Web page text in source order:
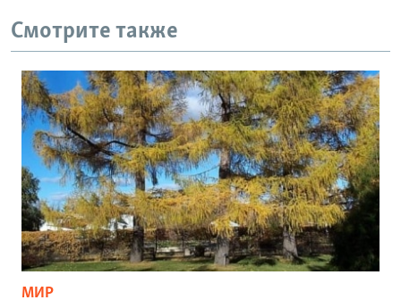
Смотрите также
МИР